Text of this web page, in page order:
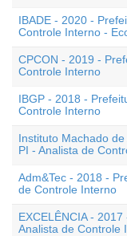
IBADE - 2020 -
Controle Interno -
CPCON - 2019 -
Controle Interno
IBGP - 2018 -
Controle Interno
Instituto Machado
PI - Analista de
Adm&Tec - 2018 -
de Controle Interno
EXCELÊNCIA -
Analista de Controle